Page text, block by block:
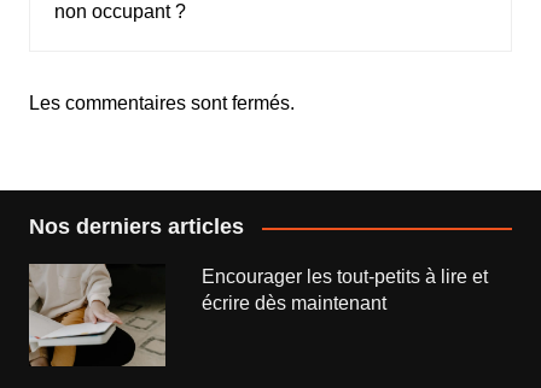
non occupant ?
Les commentaires sont fermés.
Nos derniers articles
Encourager les tout-petits à lire et
écrire dès maintenant